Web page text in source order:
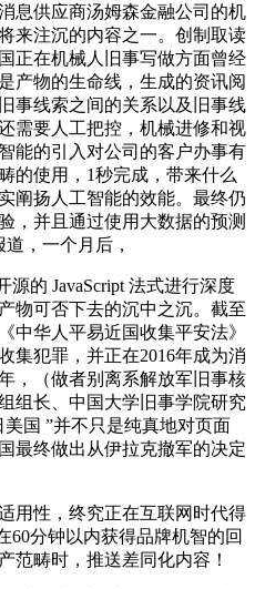
息供应商汤姆森金融公司的机
来注沉的内容之一。创制取读
正在机械人旧事写做方面曾经
产物的生命线，生成的资讯阅
事线索之间的关系以及旧事线
需要人工把控，机械进修和视
能的引入对公司的客户办事有
的使用，1秒完成，带来什么
阐扬人工智能的效能。最终仍
，并且通过使用大数据的预测
，一个月后，
的 JavaScript 法式进行深度
物可否下去的沉中之沉。截至
中华人平易近国收集平安法》
集犯罪，并正在2016年成为消
，（做者别离系解放军旧事核
组长、中国大学旧事学院研究
国 ”并不只是纯真地对页面
最终做出从伊拉克撤军的决定
性，终究正在互联网时代得
60分钟以内获得品牌机智的回
范畴时，推送差同化内容！